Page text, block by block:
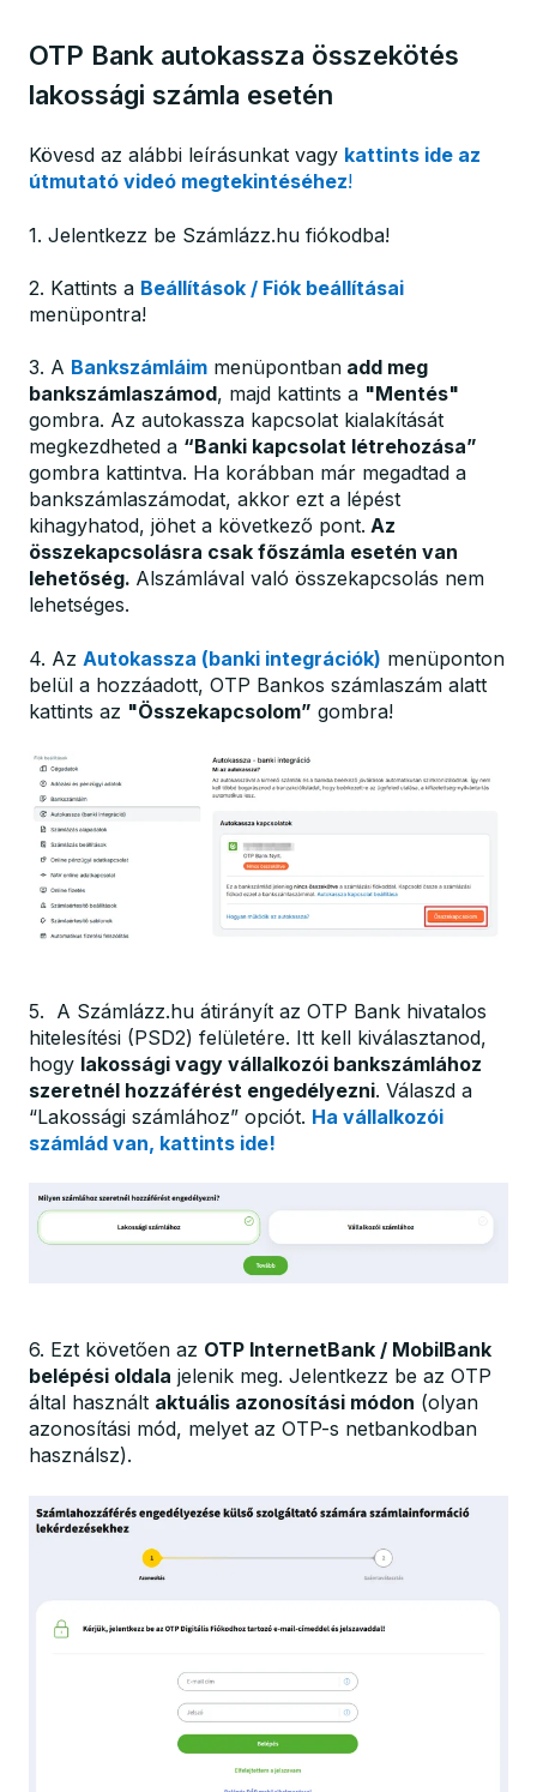
OTP Bank autokassza összekötés
lakossági számla esetén
Kövesd az alábbi leírásunkat vagy kattints ide az
útmutató videó megtekintéséhez!
1. Jelentkezz be Számlázz.hu fiókodba!
2. Kattints a Beállítások / Fiók beállításai
menüpontra!
3. A Bankszámláim menüpontban add meg
bankszámlaszámod, majd kattints a "Mentés"
gombra. Az autokassza kapcsolat kialakítását
megkezdheted a “Banki kapcsolat létrehozása”
gombra kattintva. Ha korábban már megadtad a
bankszámlaszámodat, akkor ezt a lépést
kihagyhatod, jöhet a következő pont. Az
összekapcsolásra csak főszámla esetén van
lehetőség. Alszámlával való összekapcsolás nem
lehetséges.
4. Az Autokassza (banki integrációk) menüponton
belül a hozzáadott, OTP Bankos számlaszám alatt
kattints az "Összekapcsolom” gombra!
5. A Számlázz.hu átirányít az OTP Bank hivatalos
hitelesítési (PSD2) felületére. Itt kell kiválasztanod,
hogy lakossági vagy vállalkozói bankszámlához
szeretnél hozzáférést engedélyezni. Válaszd a
“Lakossági számlához” opciót. Ha vállalkozói
számlád van, kattints ide!
6. Ezt követően az OTP InternetBank / MobilBank
belépési oldala jelenik meg. Jelentkezz be az OTP
által használt aktuális azonosítási módon (olyan
azonosítási mód, melyet az OTP-s netbankodban
használsz).